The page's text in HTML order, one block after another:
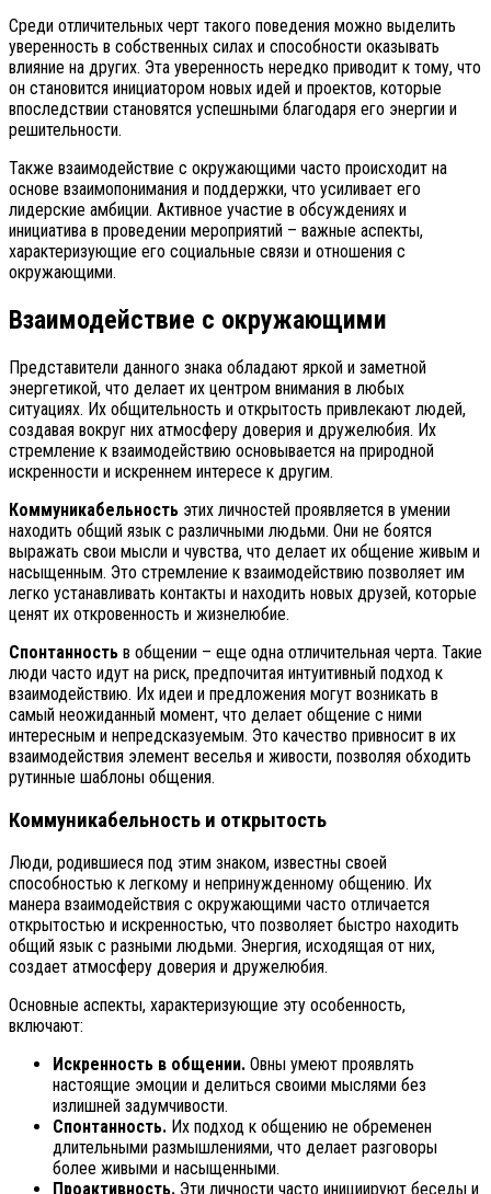
Среди отличительных черт такого поведения можно выделить
уверенность в собственных силах и способности оказывать
влияние на других. Эта уверенность нередко приводит к тому, что
он становится инициатором новых идей и проектов, которые
впоследствии становятся успешными благодаря его энергии и
решительности.
Также взаимодействие с окружающими часто происходит на
основе взаимопонимания и поддержки, что усиливает его
лидерские амбиции. Активное участие в обсуждениях и
инициатива в проведении мероприятий – важные аспекты,
характеризующие его социальные связи и отношения с
окружающими.
Взаимодействие с окружающими
Представители данного знака обладают яркой и заметной
энергетикой, что делает их центром внимания в любых
ситуациях. Их общительность и открытость привлекают людей,
создавая вокруг них атмосферу доверия и дружелюбия. Их
стремление к взаимодействию основывается на природной
искренности и искреннем интересе к другим.
Коммуникабельность этих личностей проявляется в умении
находить общий язык с различными людьми. Они не боятся
выражать свои мысли и чувства, что делает их общение живым и
насыщенным. Это стремление к взаимодействию позволяет им
легко устанавливать контакты и находить новых друзей, которые
ценят их откровенность и жизнелюбие.
Спонтанность в общении – еще одна отличительная черта. Такие
люди часто идут на риск, предпочитая интуитивный подход к
взаимодействию. Их идеи и предложения могут возникать в
самый неожиданный момент, что делает общение с ними
интересным и непредсказуемым. Это качество привносит в их
взаимодействия элемент веселья и живости, позволяя обходить
рутинные шаблоны общения.
Коммуникабельность и открытость
Люди, родившиеся под этим знаком, известны своей
способностью к легкому и непринужденному общению. Их
манера взаимодействия с окружающими часто отличается
открытостью и искренностью, что позволяет быстро находить
общий язык с разными людьми. Энергия, исходящая от них,
создает атмосферу доверия и дружелюбия.
Основные аспекты, характеризующие эту особенность,
включают:
Искренность в общении. Овны умеют проявлять
настоящие эмоции и делиться своими мыслями без
излишней задумчивости.
Спонтанность. Их подход к общению не обременен
длительными размышлениями, что делает разговоры
более живыми и насыщенными.
Проактивность. Эти личности часто инициируют беседы и